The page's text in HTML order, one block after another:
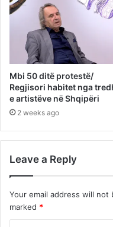
Mbi 50 ditë protestë/
Regjisori habitet nga
e artistëve në Shqipëri
2 weeks ago
Leave a Reply
Your email address will not
marked *